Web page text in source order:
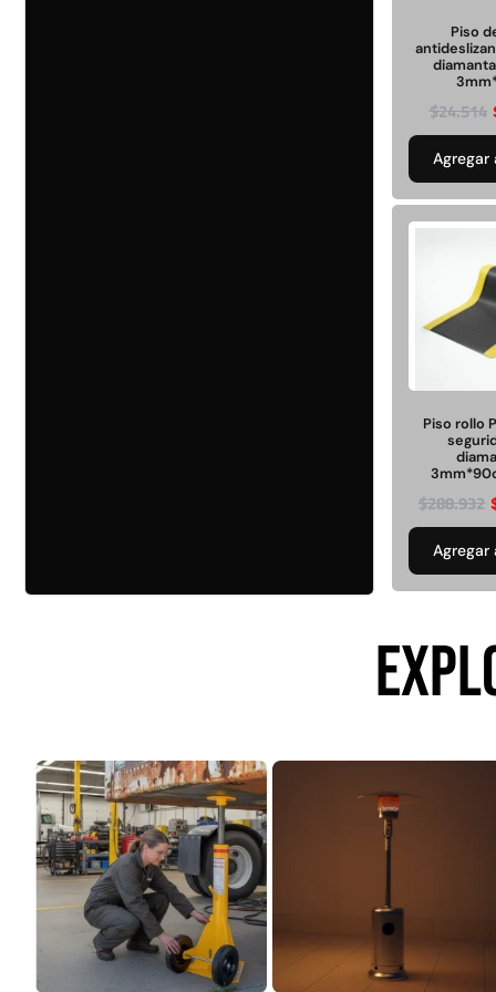
Piso
$24.514
Agregar
Piso rollo
$288.932
Agregar
Hidráulica carga
11.790.000
Agregar al
carrito
Juego Modular
4.415.700
ornamental
USA: Paradise
densidad 42mm